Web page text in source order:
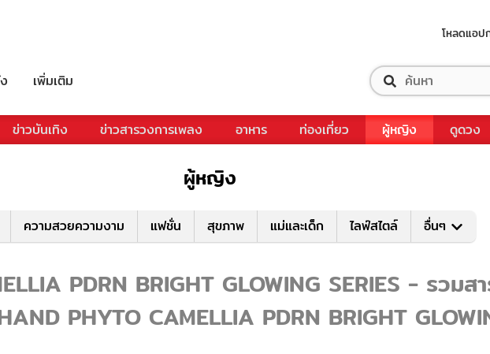
โหลดแอป
เพิ่มเติม
ข่าวบันเทิง ข่าวสารวงการเพลง อาหาร ท่องเที่ยว ผู้หญิง ดูดวง
ผู้หญิง
ความสวยความงาม แฟชั่น สุขภาพ แม่และเด็ก ไลฟ์สไตล์ อื่นๆ
PDRN BRIGHT GLOWING SERIES - รว
PHYTO CAMELLIA PDRN BRIGHT